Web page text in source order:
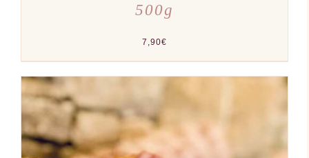
500g
7,90€